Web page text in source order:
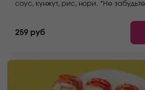
соус, кунжут, рис, нори. *Не
стоимость заказа. *Не забудьте
васаби и соевый соус. Они не входят
заказа. *Внешний вид блюда может
259 руб